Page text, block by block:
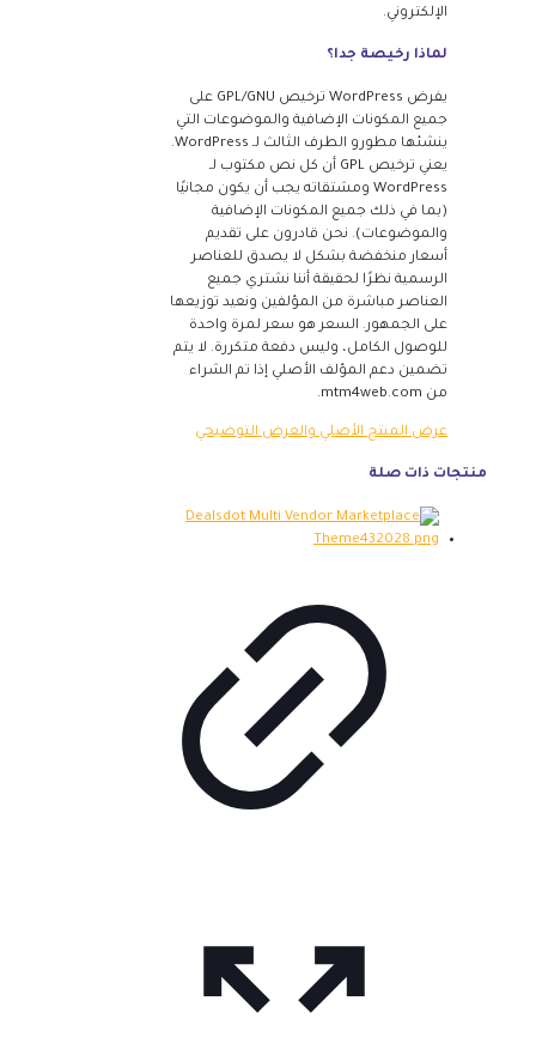
الإلكتروني.
لماذا رخيصة جدا؟
يفرض WordPress ترخيص GPL/GNU على
جميع المكونات الإضافية والموضوعات التي
ينشئها مطورو الطرف الثالث لـ WordPress.
يعني ترخيص GPL أن كل نص مكتوب لـ
WordPress ومشتقاته يجب أن يكون مجانيًا
(بما في ذلك جميع المكونات الإضافية
والموضوعات). نحن قادرون على تقديم
أسعار منخفضة بشكل لا يصدق للعناصر
الرسمية نظرًا لحقيقة أننا نشتري جميع
العناصر مباشرة من المؤلفين ونعيد توزيعها
على الجمهور. السعر هو سعر لمرة واحدة
للوصول الكامل، وليس دفعة متكررة. لا يتم
تضمين دعم المؤلف الأصلي إذا تم الشراء
من mtm4web.com.
عرض المنتج الأصلي والعرض التوضيحي
منتجات ذات صلة